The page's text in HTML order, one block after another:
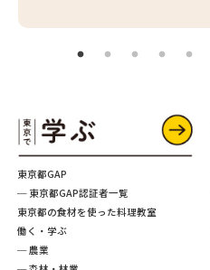
東京都GAP
─ 東京都GAP認証者一覧
東京都の食材を使った料理教室
働く・学ぶ
─ 農業